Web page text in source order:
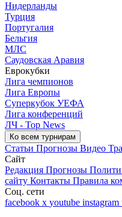
Нидерланды
Турция
Португалия
Бельгия
МЛС
Саудовская Аравия
Еврокубки
Лига чемпионов
Лига Европы
Суперкубок УЕФА
Лига конференций
ЛЧ - Top News
Ко всем турнирам
Статьи Прогнозы Видео
Сайт
Редакция Прогнозы
сайту Контакты Правила
Соц. сети
facebook x youtube instagram